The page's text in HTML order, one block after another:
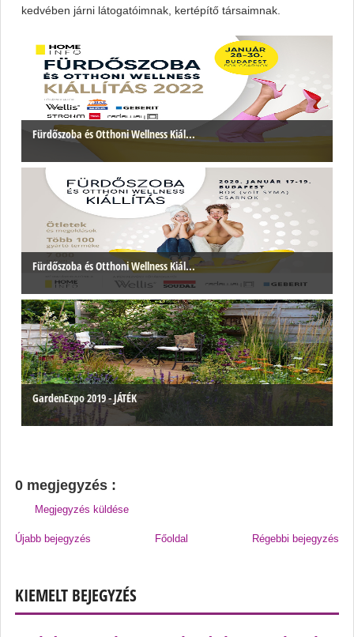
kedvében járni látogatóimnak, kertépítő társaimnak.
Fürdőszoba és Otthoni Wellness Kiál...
Fürdőszoba és Otthoni Wellness Kiál...
GardenExpo 2019 - JÁTÉK
0 megjegyzés :
Megjegyzés küldése
Újabb bejegyzés Régebbi bejegyzés
Főoldal
KIEMELT BEJEGYZÉS